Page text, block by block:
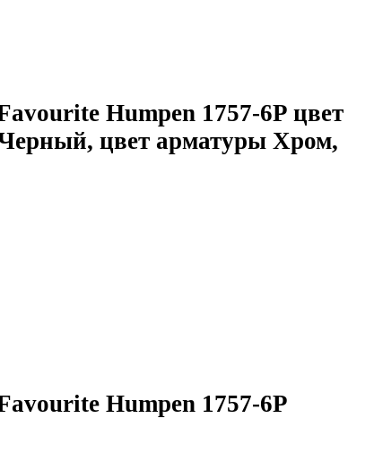
Humpen 1757-6P цвет
цвет арматуры Хром,
Humpen 1757-6P